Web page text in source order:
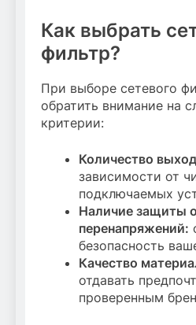
Как выбрать
фильтр?
При выборе сетевого
обратить внимание на
критерии:
Количество
зависимости от
подключаемых
Наличие защиты
перенапряжений:
безопасность
Качество
отдавать
проверенным